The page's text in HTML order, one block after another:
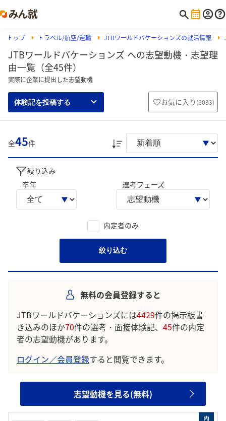
トップ トラベル/航空/運輸 JTBワールドバケーションズの就活情報
JTBワールドバケーションズ への志望動機・志望理
由一覧（全45件）
実際に企業に提出した志望動機
体験記を投稿する お気に入り (6033)
全45件
絞り込み
卒年
選考フェーズ
内定者のみ
絞り込む
無料の会員登録すると
JTBワールドバケーションズには4429件の掲示板書
き込みのほか70件の選考・面接体験記、 45件の内定
者の志望動機があります。
ログイン／会員登録すると閲覧できます。
志望動機を見る(無料)